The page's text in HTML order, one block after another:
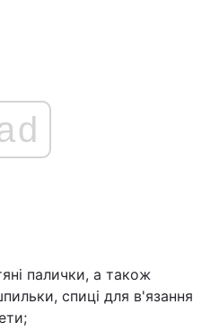
палички, а також
спиці для в'язання